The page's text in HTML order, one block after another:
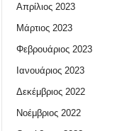
Απρίλιος 2023
Μάρτιος 2023
Φεβρουάριος 2023
Ιανουάριος 2023
Δεκέμβριος 2022
Νοέμβριος 2022